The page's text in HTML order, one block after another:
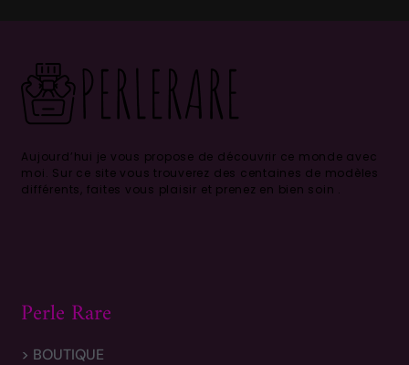
Aujourd’hui je vous propose de découvrir ce monde avec
moi. Sur ce site vous trouverez des centaines de modèles
différents, faites vous plaisir et prenez en bien soin .
Perle Rare
> BOUTIQUE